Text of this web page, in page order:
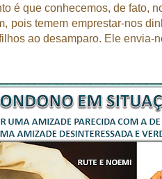
é que conhecemos, de fato,
pois temem emprestar-nos
ao desamparo. Ele envia-